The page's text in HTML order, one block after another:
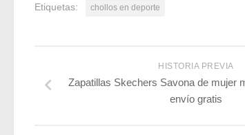
Etiquetas: chollos en deporte
HISTORIA PREVIA
Zapatillas Skechers Savona de mujer
envío gratis